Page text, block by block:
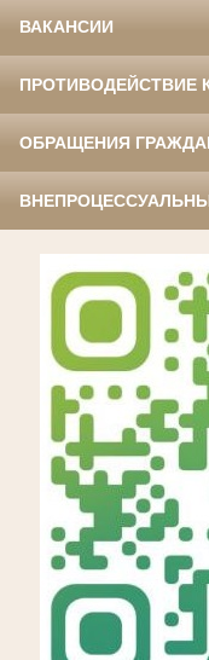
ВАКАНСИИ
ПРОТИВОДЕЙСТВИЕ
ОБРАЩЕНИЯ